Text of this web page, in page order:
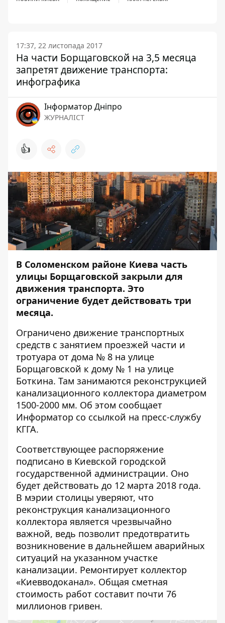
17:37, 22 листопада 2017
На части Борщаговской на 3,5 месяца
запретят движение транспорта:
инфографика
Інформатор Дніпро
ЖУРНАЛІСТ
👍
В Соломенском районе Киева часть
улицы Борщаговской закрыли для
движения транспорта. Это
ограничение будет действовать три
месяца.
Ограничено движение транспортных
средств с занятием проезжей части и
тротуара от дома № 8 на улице
Борщаговской к дому № 1 на улице
Боткина. Там занимаются реконструкцией
канализационного коллектора диаметром
1500-2000 мм. Об этом сообщает
Информатор со ссылкой на пресс-службу
КГГА.
Соответствующее распоряжение
подписано в Киевской городской
государственной администрации. Оно
будет действовать до 12 марта 2018 года.
В мэрии столицы уверяют, что
реконструкция канализационного
коллектора является чрезвычайно
важной, ведь позволит предотвратить
возникновение в дальнейшем аварийных
ситуаций на указанном участке
канализации. Ремонтирует коллектор
«Киевводоканал». Общая сметная
стоимость работ составит почти 76
миллионов гривен.